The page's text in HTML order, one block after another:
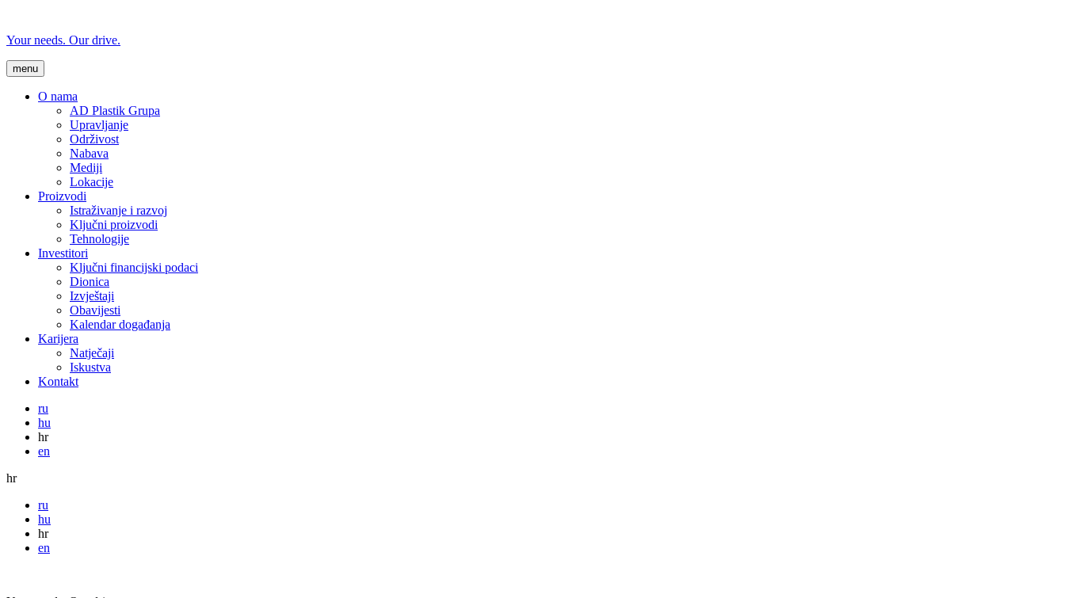
Your needs. Our drive.
menu
O nama
AD Plastik Grupa
Upravljanje
Održivost
Nabava
Mediji
Lokacije
Proizvodi
Istraživanje i razvoj
Ključni proizvodi
Tehnologije
Investitori
Ključni financijski podaci
Dionica
Izvještaji
Obavijesti
Kalendar događanja
Karijera
Natječaji
Iskustva
Kontakt
ru
hu
hr
en
hr
ru
hu
hr
en